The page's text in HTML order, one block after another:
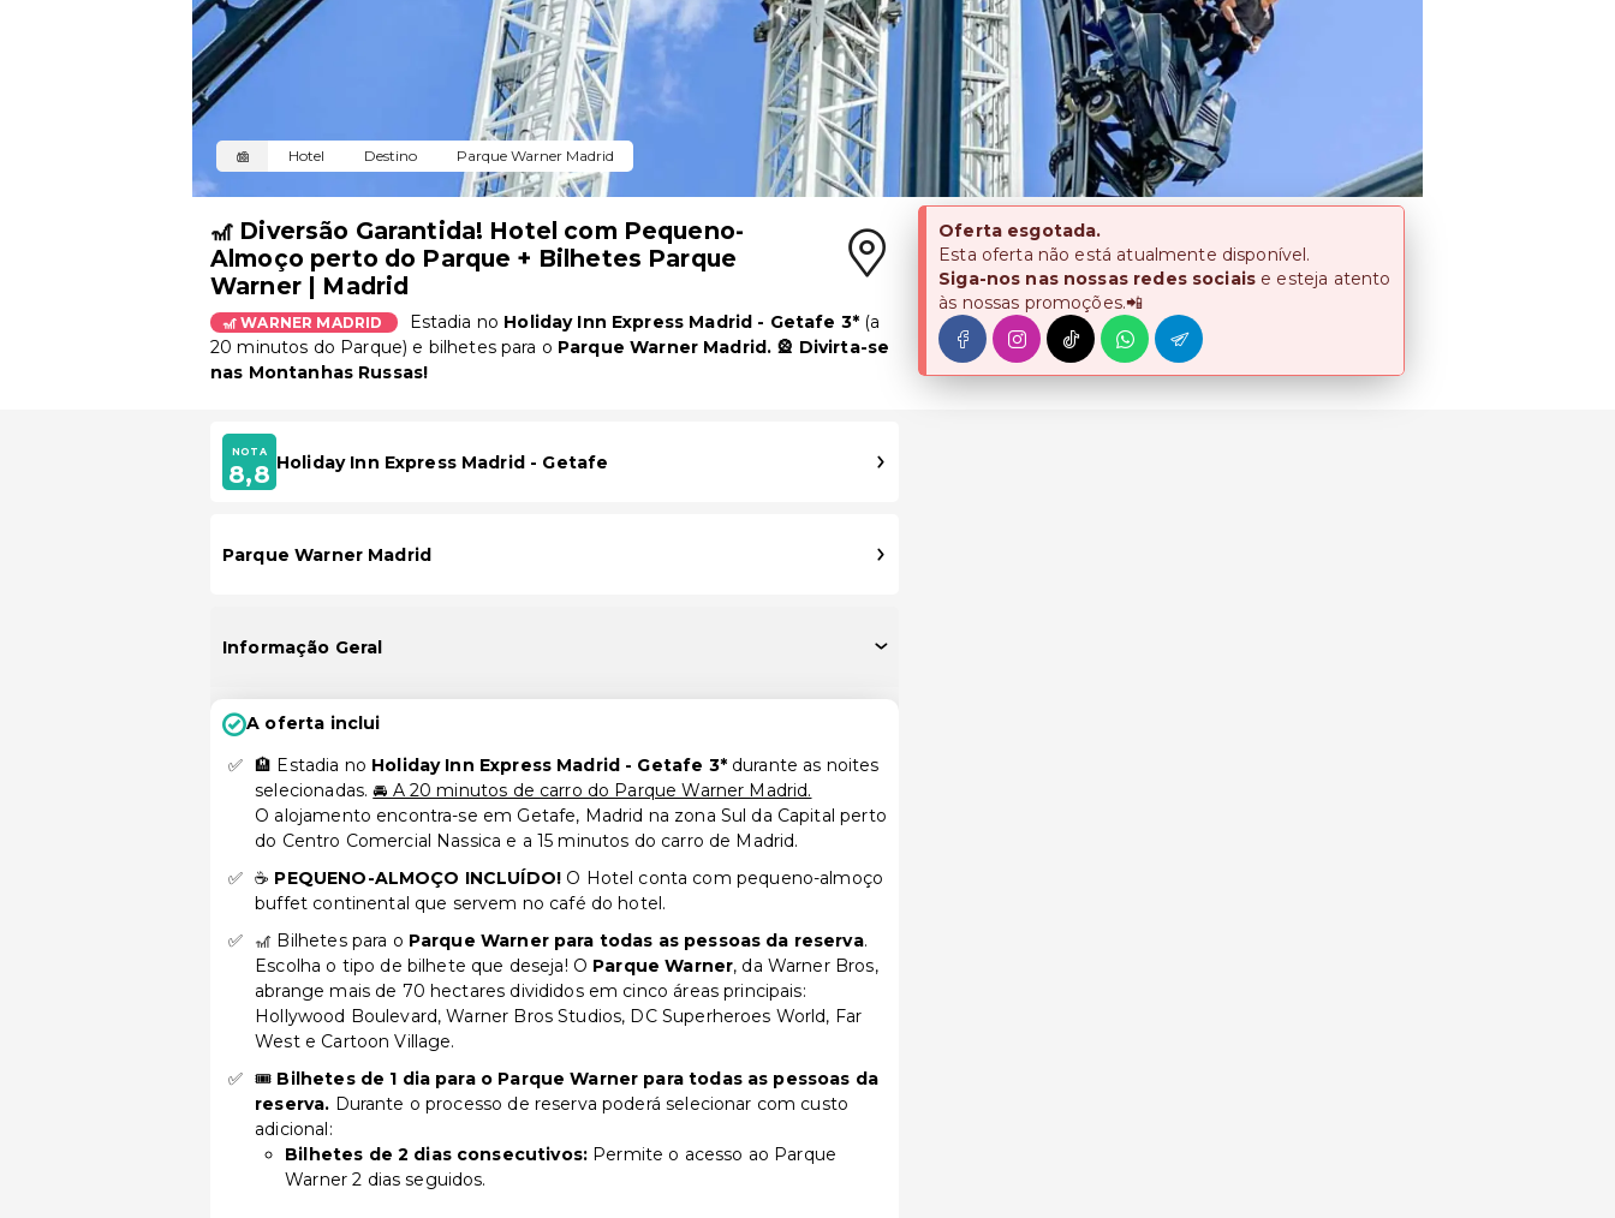
Hotel Destino Parque Warner Madrid
🎢 Diversão Garantida! Hotel com Pequeno-
Almoço perto do Parque + Bilhetes Parque
Warner | Madrid
🎢 WARNER MADRID Estadia no Holiday Inn Express Madrid - Getafe 3*(a
20 minutos do Parque) e bilhetes para o Parque Warner Madrid. 🎡 Divirta-se
nas Montanhas Russas!
NOTA
8,8 Holiday Inn Express Madrid - Getafe
Parque Warner Madrid
Informação Geral
A oferta inclui
🏨 Estadia no Holiday Inn Express Madrid - Getafe 3* durante as noites
selecionadas.🚘 A 20 minutos de carro do Parque Warner Madrid.
O alojamento encontra-se em Getafe, Madrid na zona Sul da Capital perto
do Centro Comercial Nassica e a 15 minutos do carro de Madrid.
☕ PEQUENO-ALMOÇO INCLUÍDO! O Hotel conta com pequeno-almoço
buffet continental que servem no café do hotel.
🎢 Bilhetes para o Parque Warner para todas as pessoas da reserva.
Escolha o tipo de bilhete que deseja! O Parque Warner, da Warner Bros,
abrange mais de 70 hectares divididos em cinco áreas principais:
Hollywood Boulevard, Warner Bros Studios, DC Superheroes World, Far
West e Cartoon Village.
🎟️ Bilhetes de 1 dia para o Parque Warner para todas as pessoas da
reserva. Durante o processo de reserva poderá selecionar com custo
adicional:
Bilhetes de 2 dias consecutivos: Permite o acesso ao Parque
Warner 2 dias seguidos.
Oferta esgotada.
Esta oferta não está atualmente disponível.
Siga-nos nas nossas redes sociais e esteja atento
às nossas promoções.📲